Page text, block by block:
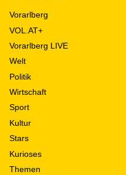
Vorarlberg
VOL.AT+
Vorarlberg LIVE
Welt
Politik
Wirtschaft
Sport
Kultur
Stars
Kurioses
Themen